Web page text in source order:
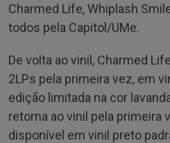
Charmed Life, Whiplash
todos pela Capitol/UMe.
De volta ao vinil, Charmed
2LPs pela primeira vez, em
edição limitada na cor
retorna ao vinil pela primeira
disponível em vinil preto